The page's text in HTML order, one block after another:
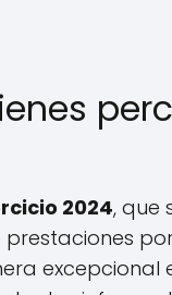
2024, que
excepcional